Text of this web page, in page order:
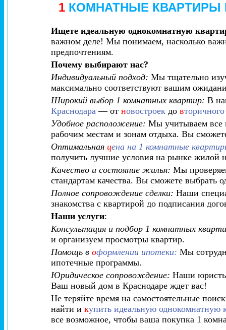
1 КОМНАТНЫЕ КВАРТИРЫ
Ищете идеальную однокомнатную
важном деле! Мы понимаем, насколько
предпочтениям.
Почему выбирают нас?
Индивидуальный подход: Мы тщательно
максимально соответствуют вашим
Широкий выбор 1 комнатных квартир: В
Краснодара — от новостроек до в
Удобное расположение: Мы учитываем все
рабочим местам и зонам отдыха. Вы
Оптимальная цена на 1 комнатные
получить лучшие условия на рынке жилой
Качество и состояние жилья: Мы
стандартам качества. Вы сможете
Полное сопровождение сделки: Наши
знакомства с квартирой до подписания
Наши услуги:
Консультация и подбор 1 комнатных
и организуем просмотры квартир.
Помощь в оформлении ипотеки: Мы
ипотечные программы.
Юридическое сопровождение: Наши юристы
Ваш новый дом в Краснодаре ждет вас!
Не теряйте время на самостоятельные
найти и купить идеальную однокомнатную
все возможное, чтобы ваша покупка 1